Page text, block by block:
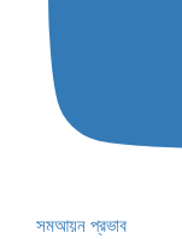
সমআয়ন প্রভাব